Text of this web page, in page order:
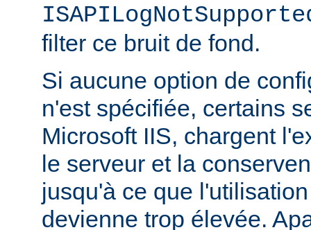
filter ce bruit de fond.
Si aucune option de
n'est spécifiée, certains
Microsoft IIS, chargent
le serveur et la
jusqu'à ce que
devienne trop élevée.